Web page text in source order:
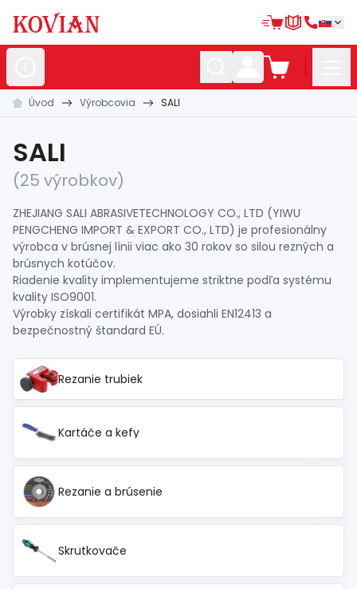
Nerezovépolotovary
Kované polotovary
Bránovésystémy
Automatizácia
Dom, dielňa,záhrada
Hutníckymateriál
Spojovací
%Zľava
Úvod Výrobcovia SALI
SALI
(25 výrobkov)
ZHEJIANG SALI ABRASIVETECHNOLOGY CO., LTD (YIWU
PENGCHENG IMPORT & EXPORT CO., LTD) je profesionálny
výrobca v brúsnej línii viac ako 30 rokov so silou rezných a
brúsnych kotúčov.
Riadenie kvality implementujeme striktne podľa systému
kvality ISO9001.
Výrobky získali certifikát MPA, dosiahli EN12413 a
bezpečnostný štandard EÚ.
Rezanie trubiek
Kartáče a kefy
Rezanie a brúsenie
Skrutkovače